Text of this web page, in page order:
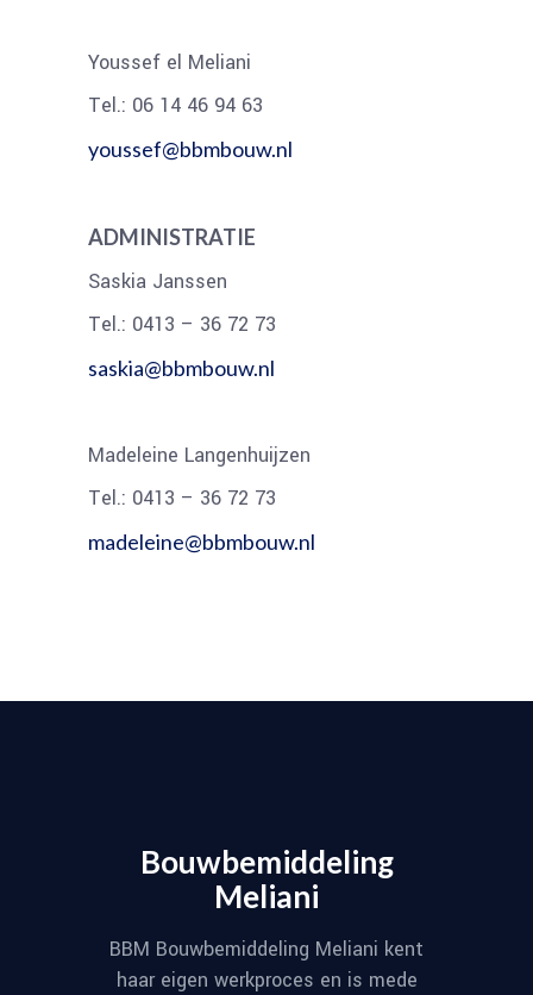
Youssef el Meliani
Tel.: 06 14 46 94 63
youssef@bbmbouw.nl
ADMINISTRATIE
Saskia Janssen
Tel.: 0413 – 36 72 73
saskia@bbmbouw.nl
Madeleine Langenhuijzen
Tel.: 0413 – 36 72 73
madeleine@bbmbouw.nl
Bouwbemiddeling
Meliani
BBM Bouwbemiddeling Meliani kent
haar eigen werkproces en is mede